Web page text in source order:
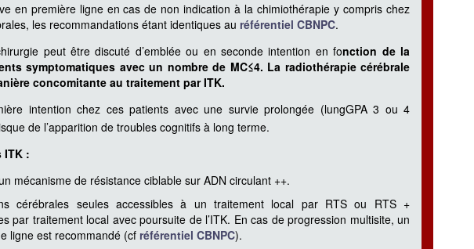
en première ligne en cas de non indication à la chimiothérapie y compris chez
les recommandations étant identiques au référentiel CBNPC.
peut être discuté d’emblée ou en seconde intention en fonction de la
symptomatiques avec un nombre de MC≤4. La radiothérapie cérébrale
concomitante au traitement par ITK.
intention chez ces patients avec une survie prolongée (lungGPA 3 ou 4
de l’apparition de troubles cognitifs à long terme.
ITK :
mécanisme de résistance ciblable sur ADN circulant ++.
cérébrales seules accessibles à un traitement local par RTS ou RTS +
par traitement local avec poursuite de l’ITK. En cas de progression multisite, un
ligne est recommandé (cf référentiel CBNPC).